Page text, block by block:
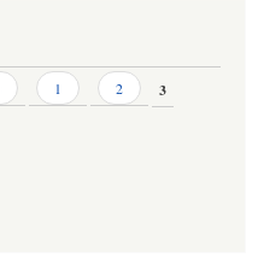
1 2 3